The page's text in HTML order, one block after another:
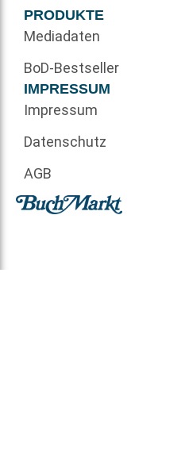
PRODUKTE
Mediadaten
BoD-Bestseller
IMPRESSUM
Impressum
Datenschutz
AGB